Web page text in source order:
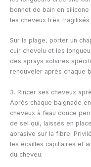
bonnet de bain en
les cheveux très fragilisés
Sur la plage, porter un
cuir chevelu et les
des sprays solaires
renouveler après chaque
3. Rincer ses cheveux
Après chaque baignade
cheveux à l’eau douce
de sel qui, laissés en
abrasive sur la fibre.
les écailles capillaires et
du cheveu.